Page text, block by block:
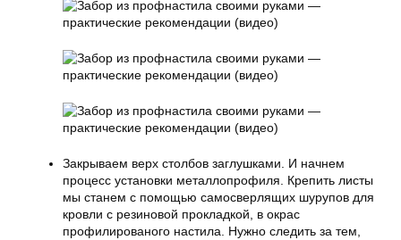
Закрываем верх столбов заглушками. И начнем
процесс установки металлопрофиля. Крепить листы
мы станем с помощью самосверлящих шурупов для
кровли с резиновой прокладкой, в окрас
профилированого настила. Нужно следить за тем,